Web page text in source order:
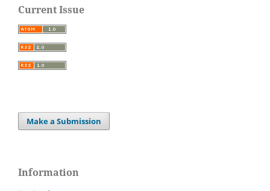
Current Issue
Make a Submission
Information